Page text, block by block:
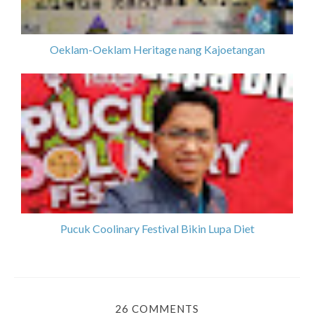
Oeklam-Oeklam Heritage nang Kajoetangan
Pucuk Coolinary Festival Bikin Lupa Diet
26 COMMENTS